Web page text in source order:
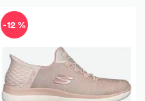
-12 %